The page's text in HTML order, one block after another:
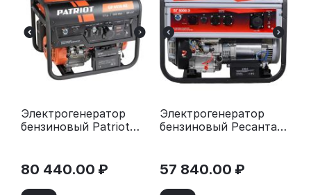
Электрогенератор
бензиновый Patriot
80 440.00 ₽
Электрогенератор
бензиновый Ресанта
57 840.00 ₽